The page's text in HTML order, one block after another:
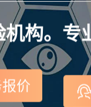
构。专
价